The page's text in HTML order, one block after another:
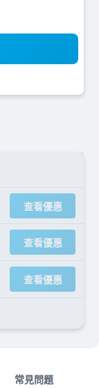
查看優惠
查看優惠
查看優惠
常見問題